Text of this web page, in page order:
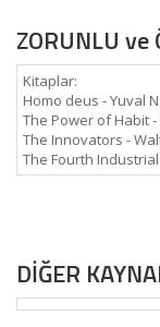
ZORUNLU ve
Kitaplar:
Homo deus - Yuval
The Power of Habit
The Innovators -
The Fourth
DİĞER